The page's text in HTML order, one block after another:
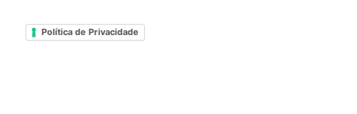
Política de Privacidade